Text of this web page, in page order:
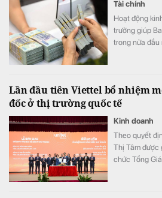
Tài chính
Hoạt động
trưởng giúp
trong nửa đầu
ngân hàng.
Lần đầu tiên Viettel bổ nhiệm
đốc ở thị trường quốc tế
Kinh doanh
Theo quyết
Thị Tâm được
chức Tổng